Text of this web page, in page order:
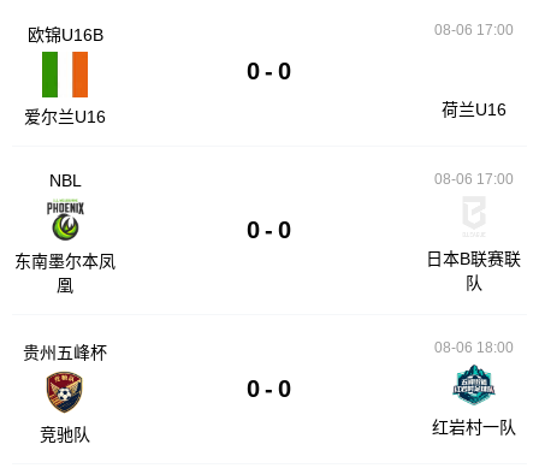
欧锦U16B
爱尔兰U16
0 - 0
08-06 17:00
荷兰U16
NBL
东南墨尔本凤
凰
0 - 0
08-06 17:00
日本B联赛联
队
贵州五峰杯
竞驰队
0 - 0
08-06 18:00
红岩村一队